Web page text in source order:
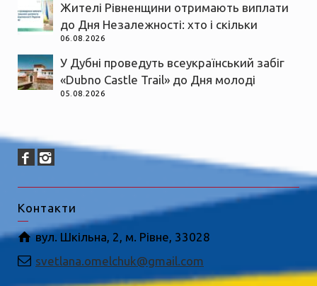
Жителі Рівненщини отримають виплати
до Дня Незалежності: хто і скільки
06.08.2026
У Дубні проведуть всеукраїнський забіг
«Dubno Castle Trail» до Дня молоді
05.08.2026
Контакти
вул. Шкільна, 2, м. Рівне, 33028
svetlana.omelchuk@gmail.com